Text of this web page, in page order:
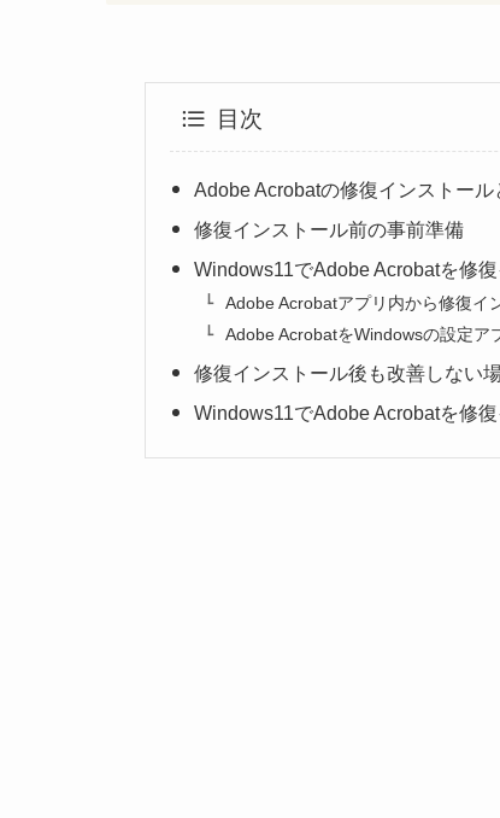
目次
Adobe Acrobatの修復インストール
修復インストール前の事前準備
Windows11でAdobe Acrobatを修
Adobe Acrobatアプリ内から修復イ
Adobe AcrobatをWindowsの設定ア
修復インストール後も改善しない
Windows11でAdobe Acrobatを修